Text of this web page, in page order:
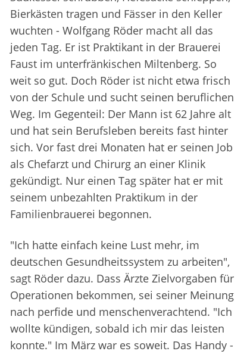
Bierkästen tragen und Fässer in den Keller
wuchten - Wolfgang Röder macht all das
jeden Tag. Er ist Praktikant in der Brauerei
Faust im unterfränkischen Miltenberg. So
weit so gut. Doch Röder ist nicht etwa frisch
von der Schule und sucht seinen beruflichen
Weg. Im Gegenteil: Der Mann ist 62 Jahre alt
und hat sein Berufsleben bereits fast hinter
sich. Vor fast drei Monaten hat er seinen Job
als Chefarzt und Chirurg an einer Klinik
gekündigt. Nur einen Tag später hat er mit
seinem unbezahlten Praktikum in der
Familienbrauerei begonnen.
"Ich hatte einfach keine Lust mehr, im
deutschen Gesundheitssystem zu arbeiten",
sagt Röder dazu. Dass Ärzte Zielvorgaben für
Operationen bekommen, sei seiner Meinung
nach perfide und menschenverachtend. "Ich
wollte kündigen, sobald ich mir das leisten
konnte." Im März war es soweit. Das Handy -